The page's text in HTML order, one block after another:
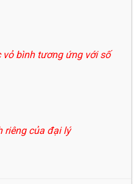
vỏ bình tương ứng với số
riêng của đại lý